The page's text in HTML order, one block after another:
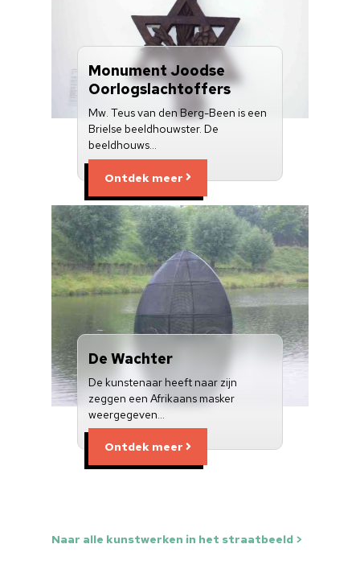
Monument Joodse
Oorlogslachtoffers
Mw. Teus van den Berg-Been is een
Brielse beeldhouwster. De
beeldhouws…
Ontdek meer
De Wachter
De kunstenaar heeft naar zijn
zeggen een Afrikaans masker
weergegeven…
Ontdek meer
Naar alle kunstwerken in het straatbeeld >